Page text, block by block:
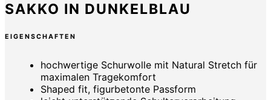
SAKKO IN DUNKELBLAU
EIGENSCHAFTEN
hochwertige Schurwolle mit Natural Stretch für
maximalen Tragekomfort
Shaped fit, figurbetonte Passform